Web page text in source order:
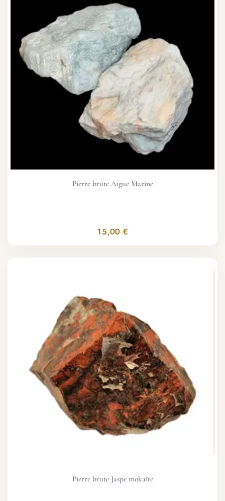
Pierre brute Aigue Marine
15,00 €
Pierre brute Jaspe mokaïte